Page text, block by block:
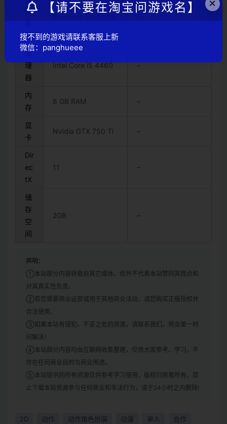
作
系
统
处
理
器
Intel Core i5 4460 –
内
存
8 GB RAM –
显
卡
Nvidia GTX 750 Ti –
Dir
ec
tX
11 –
储
存
空
间
2GB –
声明：
①本站部分内容转载自其它媒体，但并不代表本站赞同其观点和
对其真实性负责。
②若您需要商业运营或用于其他商业活动，请您购买正版授权并
合法使用。
③如果本站有侵犯、不妥之处的资源，请联系我们。将会第一时
间解决！
④本站部分内容均由互联网收集整理，仅供大家参考、学习，不
存在任何商业目的与商业用途。
⑤本站提供的所有资源仅供参考学习使用，版权归原著所有，禁
止下载本站资源参与任何商业和非法行为，请于24小时之内删除!
2D 动作 动作角色扮演 动漫 单人 合作
×
【请不要在淘宝问游戏名】
搜不到的游戏请联系客服上新
微信：panghueee